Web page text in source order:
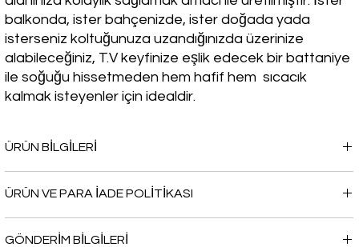
balkonda, ister bahçenizde, ister doğada yada
isterseniz koltuğunuza uzandığınızda üzerinize
alabileceğiniz, T.V keyfinize eşlik edecek bir battaniye
ile soğuğu hissetmeden hem hafif hem sıcacık
kalmak isteyenler için idealdir.
ÜRÜN BİLGİLERİ
yaparken, veya evde film izlerken sana eşlik edecek. Kendine
ÜRÜN VE PARA İADE POLİTİKASI
GÖNDERİM BİLGİLERİ